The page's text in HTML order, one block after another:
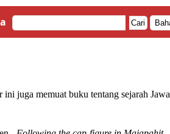
Cari
juga memuat buku tentang sejarah Jawa